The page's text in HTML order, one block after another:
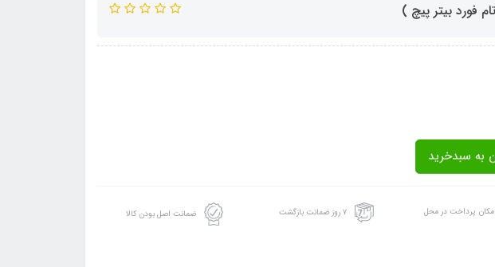
امکان پرداخت در محل ۷ روز ضمانت بازگشت ضمانت اصل بودن کالا